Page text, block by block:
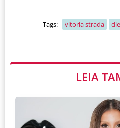
Tags: vitoria strada
LEIA